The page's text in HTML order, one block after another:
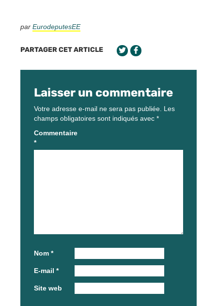
par EurodeputesEE
PARTAGER CET ARTICLE
Laisser un commentaire
Votre adresse e-mail ne sera pas publiée. Les
champs obligatoires sont indiqués avec *
Commentaire
*
Nom *
E-mail *
Site web